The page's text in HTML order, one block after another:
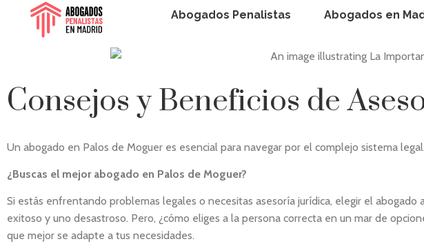
Abogados Penalistas Abogados en
Consejos y Beneficios de
Un abogado en Palos de Moguer es esencial para navegar por el complejo sistema
¿Buscas el mejor abogado en Palos de Moguer?
Si estás enfrentando problemas legales o necesitas asesoría jurídica, elegir el
exitoso y uno desastroso. Pero, ¿cómo eliges a la persona correcta en un mar de
que mejor se adapte a tus necesidades.